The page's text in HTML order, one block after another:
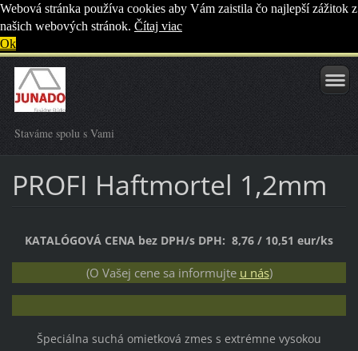
Webová stránka používa cookies aby Vám zaistila čo najlepší zážitok z
našich webových stránok. Čítaj viac
Ok
Staváme spolu s Vami
PROFI Haftmortel 1,2mm
KATALÓGOVÁ CENA bez DPH/s DPH: 8,76 / 10,51 eur/ks
(O Vašej cene sa informujte u nás)
Špeciálna suchá omietková zmes s extrémne vysokou